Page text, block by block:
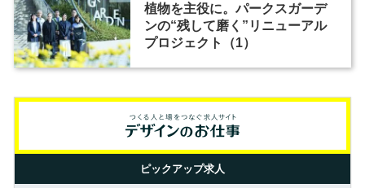
植物を主役に。パークスガーデ
ンの“残して磨く”リニューアル
プロジェクト（1）
ピックアップ求人